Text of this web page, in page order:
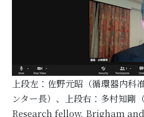
上段左：佐野元昭（循環器内科
ンター長）、上段右：多村知剛
Research fellow, Brigham